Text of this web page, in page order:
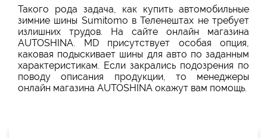
Такого рода задача, как купить автомобильные
зимние шины Sumitomo в Теленештах не требует
излишних трудов. На сайте онлайн магазина
AUTOSHINA. MD присутствует особая опция,
каковая подыскивает шины для авто по заданным
характеристикам. Если закрались подозрения по
поводу описания продукции, то менеджеры
онлайн магазина AUTOSHINA окажут вам помощь.